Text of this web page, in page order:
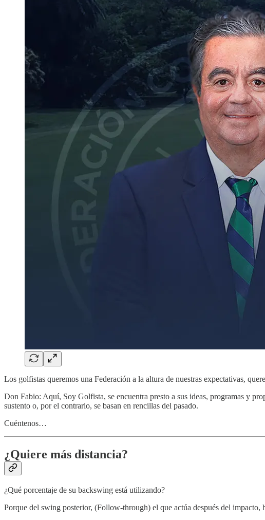
Los golfistas queremos una Federación a la altura de nuestras expectativas,
Don Fabio: Aquí, Soy Golfista, se encuentra presto a sus ideas, programas y
sustento o, por el contrario, se basan en rencillas del pasado.
Cuéntenos…
¿Quiere más distancia?
¿Qué porcentaje de su backswing está utilizando?
Porque del swing posterior, (Follow-through) el que actúa después del impacto,